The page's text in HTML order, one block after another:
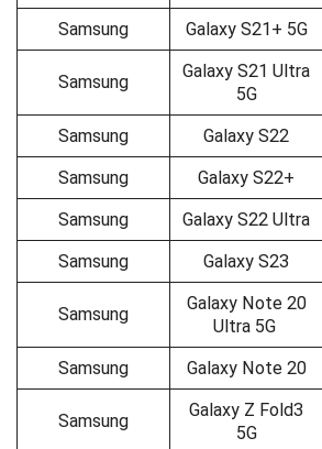
Samsung
Galaxy S21+ 5G
Samsung
Galaxy S21 Ultra
5G
Samsung Galaxy S22
Samsung
Galaxy S22+
Samsung
Galaxy S22 Ultra
Samsung
Galaxy S23
Samsung
Galaxy Note 20
Ultra 5G
Samsung Galaxy Note 20
Samsung
Galaxy Z Fold3
5G